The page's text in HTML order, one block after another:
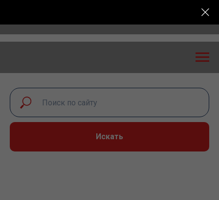
конференция «Транспортная безопасность:
Искать